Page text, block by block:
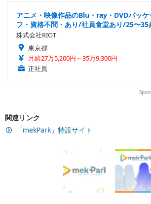
アニメ・映像作品のBlu・ray・DVDパッケ
フ・資格不問・あり/社員食堂あり/25〜35
株式会社RIOT
東京都
月給27万5,200円～35万9,300円
正社員
関連リンク
「mekPark」特設サイト